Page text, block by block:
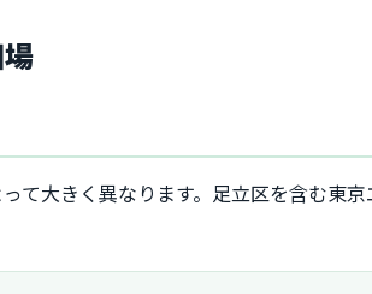
て大きく異なります。足立区を含む東